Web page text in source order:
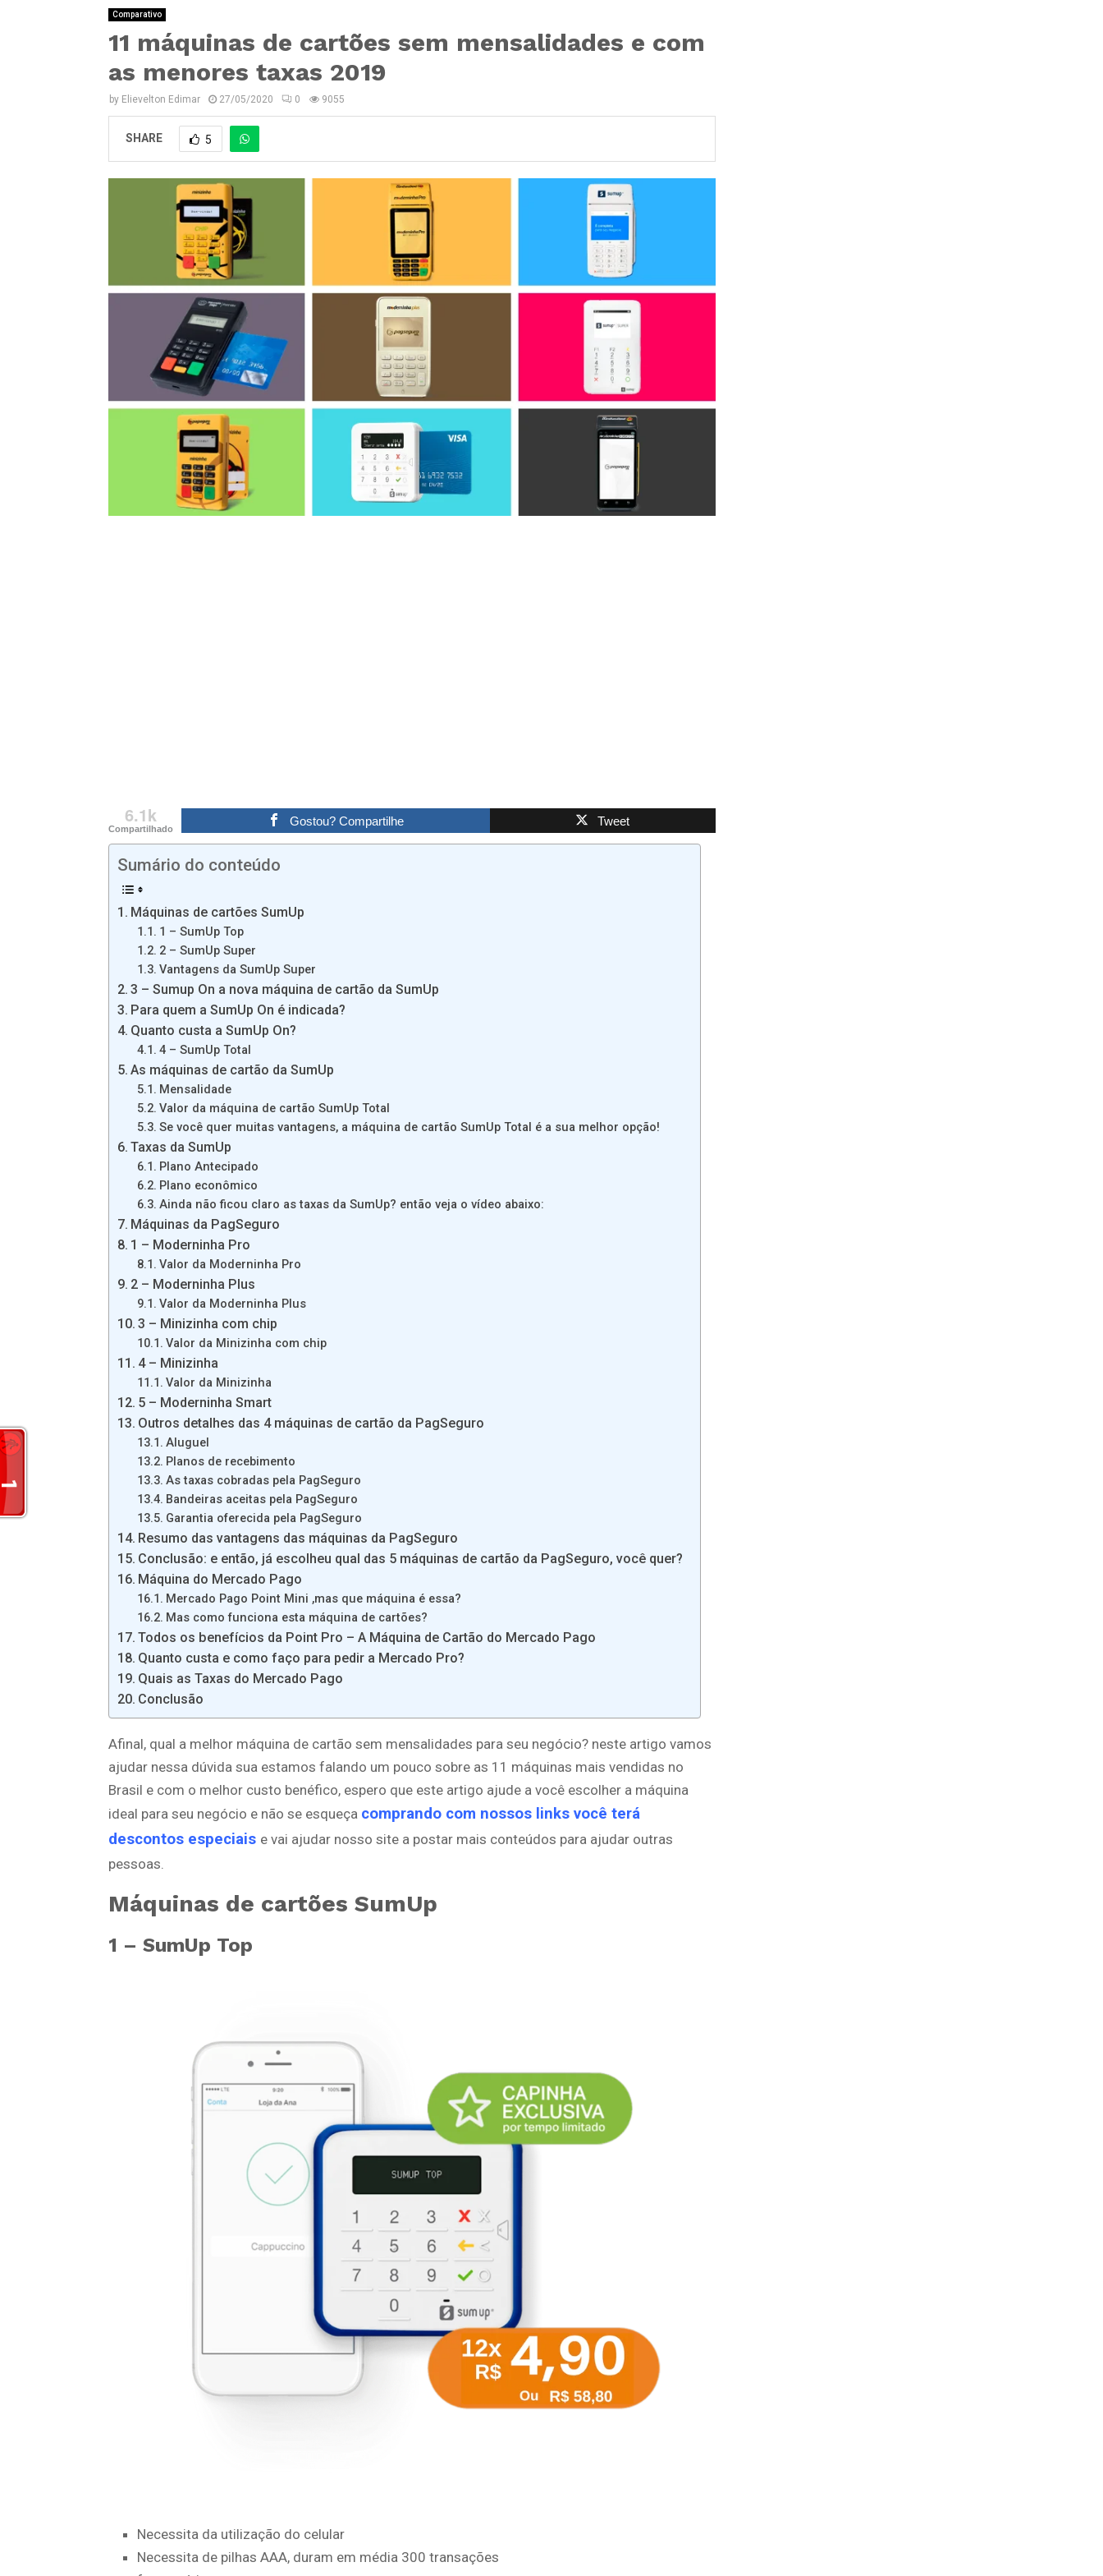
Comparativo
11 máquinas de cartões sem mensalidades e com
as menores taxas 2019
by Elievelton Edimar 27/05/2020 0 9055
SHARE 5
6.1k
Compartilhado
Gostou? Compartilhe Tweet
Sumário do conteúdo
Máquinas de cartões SumUp
1 – SumUp Top
2 – SumUp Super
Vantagens da SumUp Super
3 – Sumup On a nova máquina de cartão da SumUp
Para quem a SumUp On é indicada?
Quanto custa a SumUp On?
4 – SumUp Total
As máquinas de cartão da SumUp
Mensalidade
Valor da máquina de cartão SumUp Total
Se você quer muitas vantagens, a máquina de cartão SumUp Total é a sua melhor opção!
Taxas da SumUp
Plano Antecipado
Plano econômico
Ainda não ficou claro as taxas da SumUp? então veja o vídeo abaixo:
Máquinas da PagSeguro
1 – Moderninha Pro
Valor da Moderninha Pro
2 – Moderninha Plus
Valor da Moderninha Plus
3 – Minizinha com chip
Valor da Minizinha com chip
4 – Minizinha
Valor da Minizinha
5 – Moderninha Smart
Outros detalhes das 4 máquinas de cartão da PagSeguro
Aluguel
Planos de recebimento
As taxas cobradas pela PagSeguro
Bandeiras aceitas pela PagSeguro
Garantia oferecida pela PagSeguro
Resumo das vantagens das máquinas da PagSeguro
Conclusão: e então, já escolheu qual das 5 máquinas de cartão da PagSeguro, você quer?
Máquina do Mercado Pago
Mercado Pago Point Mini ,mas que máquina é essa?
Mas como funciona esta máquina de cartões?
Todos os benefícios da Point Pro – A Máquina de Cartão do Mercado Pago
Quanto custa e como faço para pedir a Mercado Pro?
Quais as Taxas do Mercado Pago
Conclusão
Afinal, qual a melhor máquina de cartão sem mensalidades para seu negócio? neste artigo vamos
ajudar nessa dúvida sua estamos falando um pouco sobre as 11 máquinas mais vendidas no
Brasil e com o melhor custo benéfico, espero que este artigo ajude a você escolher a máquina
ideal para seu negócio e não se esqueça comprando com nossos links você terá
descontos especiais e vai ajudar nosso site a postar mais conteúdos para ajudar outras
pessoas.
Máquinas de cartões SumUp
1 – SumUp Top
Necessita da utilização do celular
Necessita de pilhas AAA, duram em média 300 transações